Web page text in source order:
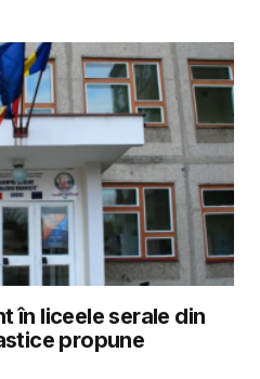
în liceele serale din
propune